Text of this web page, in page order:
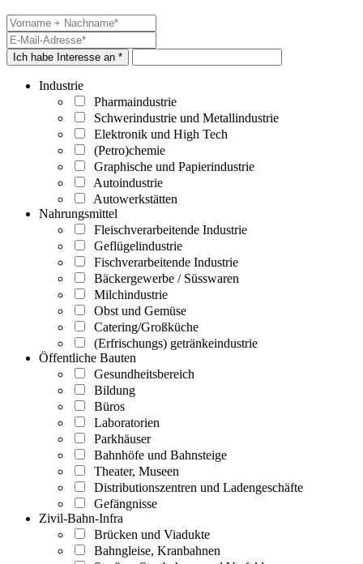
Ich habe Interesse an *
Industrie
Pharmaindustrie
Schwerindustrie und Metallindustrie
Elektronik und High Tech
(Petro)chemie
Graphische und Papierindustrie
Autoindustrie
Autowerkstätten
Nahrungsmittel
Fleischverarbeitende Industrie
Geflügelindustrie
Fischverarbeitende Industrie
Bäckergewerbe / Süsswaren
Milchindustrie
Obst und Gemüse
Catering/Großküche
(Erfrischungs) getränkeindustrie
Öffentliche Bauten
Gesundheitsbereich
Bildung
Büros
Laboratorien
Parkhäuser
Bahnhöfe und Bahnsteige
Theater, Museen
Distributionszentren und Ladengeschäfte
Gefängnisse
Zivil-Bahn-Infra
Brücken und Viadukte
Bahngleise, Kranbahnen